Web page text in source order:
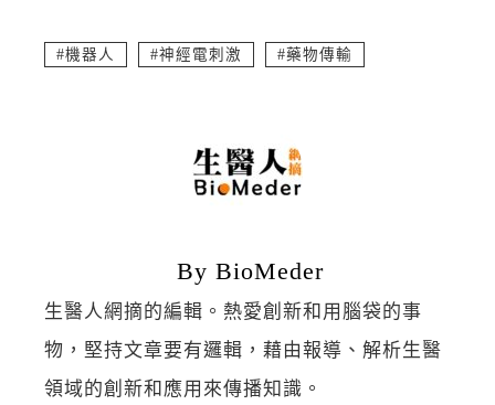
機器人 神經電刺激 藥物傳輸
By BioMeder
生醫人網摘的編輯。熱愛創新和用腦袋的事
物，堅持文章要有邏輯，藉由報導、解析生醫
領域的創新和應用來傳播知識。